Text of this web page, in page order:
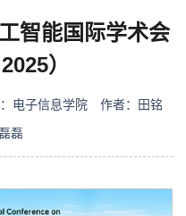
智能国际学术会
）
电子信息学院
作者：田铭
磊